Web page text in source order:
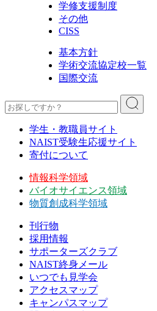
学修支援制度
その他
CISS
基本方針
学術交流協定校一覧
国際交流
学生・教職員サイト
NAIST受験生応援サイト
寄付について
情報科学領域
バイオサイエンス領域
物質創成科学領域
刊行物
採用情報
サポーターズクラブ
NAIST終身メール
いつでも見学会
アクセスマップ
キャンパスマップ